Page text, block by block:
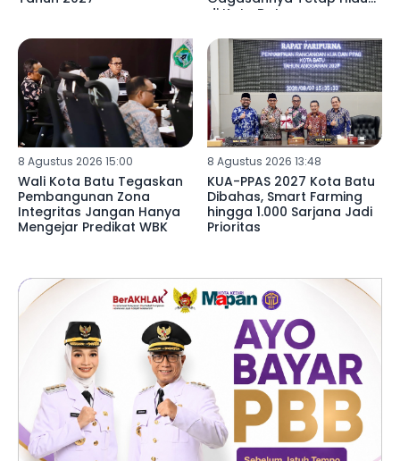
di Kota Batu
8 Agustus 2026 15:00
Wali Kota Batu Tegaskan
Pembangunan Zona
Integritas Jangan Hanya
Mengejar Predikat WBK
8 Agustus 2026 13:48
KUA-PPAS 2027 Kota Batu
Dibahas, Smart Farming
hingga 1.000 Sarjana Jadi
Prioritas